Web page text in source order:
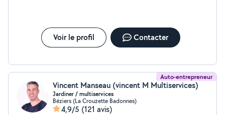
Voir le profil Contacter
Auto-entrepreneur
Vincent Manseau (vincent M Multiservices)
Jardiner / multiservices
Béziers (La Crouzette Badonnes)
4,9/5 (121 avis)